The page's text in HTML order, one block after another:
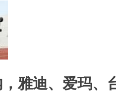
，雅迪、爱玛、